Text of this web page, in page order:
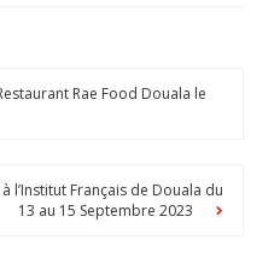
Rae Food Douala le
l’Institut Français de Douala du
13 au 15 Septembre 2023